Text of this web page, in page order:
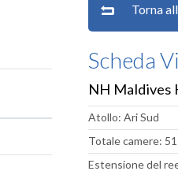
Torna
Scheda
NH Maldives
Atollo: Ari Sud
Totale camere: 51
Estensione del